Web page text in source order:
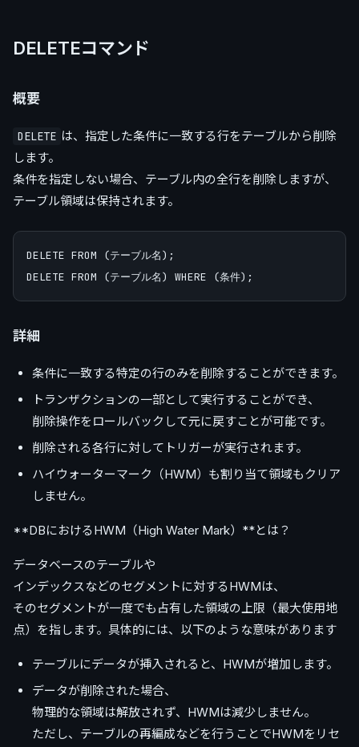
DELETEコマンド
概要
DELETE は、指定した条件に一致する行をテーブルから削除
します。
条件を指定しない場合、テーブル内の全行を削除しますが、
テーブル領域は保持されます。
DELETE FROM (テーブル名);
詳細
条件に一致する特定の行のみを削除することができます。
トランザクションの一部として実行することができ、
削除操作をロールバックして元に戻すことが可能です。
削除される各行に対してトリガーが実行されます。
ハイウォーターマーク（HWM）も割り当て領域もクリア
しません。
**DBにおけるHWM（High Water Mark）**とは？
データベースのテーブルや
インデックスなどのセグメントに対するHWMは、
そのセグメントが一度でも占有した領域の上限（最大使用地
点）を指します。具体的には、以下のような意味があります
テーブルにデータが挿入されると、HWMが増加します。
データが削除された場合、
物理的な領域は解放されず、HWMは減少しません。
ただし、テーブルの再編成などを行うことでHWMをリセ